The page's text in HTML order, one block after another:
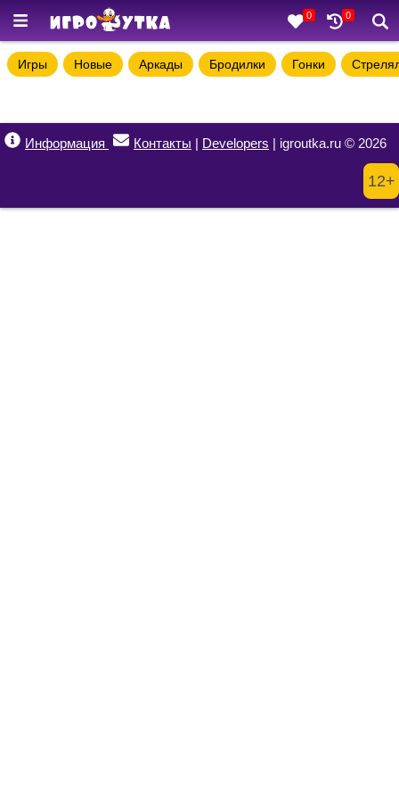
0 0
Игры Новые Аркады Бродилки Гонки
Информация Контакты | Developers | igroutka.ru © 2026
12+